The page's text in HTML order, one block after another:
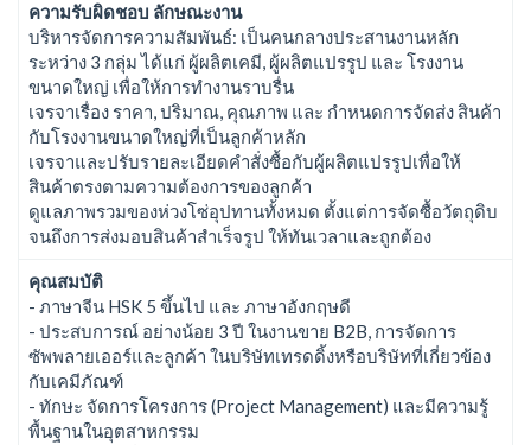
ความรับผิดชอบ ลักษณะงาน
บริหารจัดการความสัมพันธ์: เป็นคนกลางประสานงานหลัก
ระหว่าง 3 กลุ่ม ได้แก่ ผู้ผลิตเคมี, ผู้ผลิตแปรรูป และ โรงงาน
ขนาดใหญ่ เพื่อให้การทำงานราบรื่น
เจรจาเรื่อง ราคา, ปริมาณ, คุณภาพ และ กำหนดการจัดส่ง สินค้า
กับโรงงานขนาดใหญ่ที่เป็นลูกค้าหลัก
เจรจาและปรับรายละเอียดคำสั่งซื้อกับผู้ผลิตแปรรูปเพื่อให้
สินค้าตรงตามความต้องการของลูกค้า
ดูแลภาพรวมของห่วงโซ่อุปทานทั้งหมด ตั้งแต่การจัดซื้อวัตถุดิบ
จนถึงการส่งมอบสินค้าสำเร็จรูป ให้ทันเวลาและถูกต้อง
คุณสมบัติ
- ภาษาจีน HSK 5 ขึ้นไป และ ภาษาอังกฤษดี
- ประสบการณ์ อย่างน้อย 3 ปี ในงานขาย B2B, การจัดการ
ซัพพลายเออร์และลูกค้า ในบริษัทเทรดดิ้งหรือบริษัทที่เกี่ยวข้อง
กับเคมีภัณฑ์
- ทักษะ จัดการโครงการ (Project Management) และมีความรู้
พื้นฐานในอุตสาหกรรม